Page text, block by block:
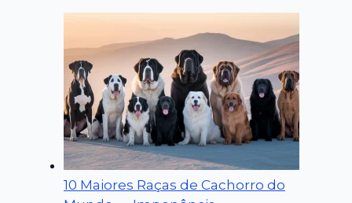
10 Maiores Raças de Cachorro do